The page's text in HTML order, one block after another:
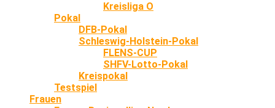
Kreisliga O
Pokal
DFB-Pokal
Schleswig-Holstein-Pokal
FLENS-CUP
SHFV-Lotto-Pokal
Kreispokal
Testspiel
Frauen